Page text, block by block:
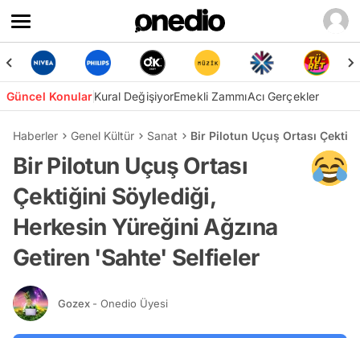
Güncel KonularKural DeğişiyorEmekli ZammıAcı Gerçekler
Haberler Genel Kültür Sanat Bir Pilotun Uçuş Ortası
Bir Pilotun Uçuş Ortası
Çektiğini Söylediği,
Herkesin Yüreğini Ağzına
Getiren 'Sahte' Selfieler
Gozex - Onedio Üyesi